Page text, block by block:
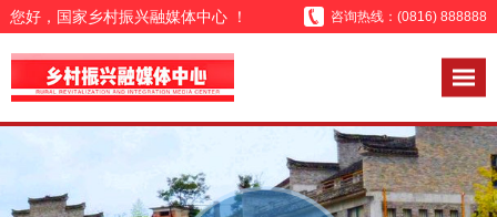
您好，国家乡村振兴融媒体中心 ！ 咨询热线：(0816) 888888